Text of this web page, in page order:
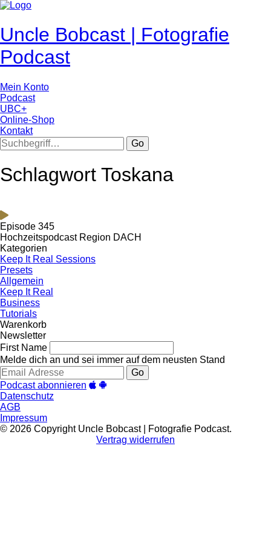
Uncle Bobcast | Fotografie
Podcast
Mein Konto
Podcast
UBC+
Online-Shop
Kontakt
Go
Schlagwort Toskana
Episode 345
Hochzeitspodcast Region DACH
Kategorien
Keep It Real Sessions
Presets
Allgemein
Keep It Real
Business
Tutorials
Warenkorb
Newsletter
First Name
Melde dich an und sei immer auf dem neusten Stand
Go
Podcast abonnieren
Datenschutz
AGB
Impressum
© 2026 Copyright Uncle Bobcast | Fotografie Podcast.
Vertrag widerrufen